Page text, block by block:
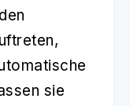
sie